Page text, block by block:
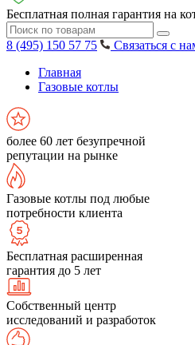
Бесплатная полная гарантия на
8 (495) 150 57 75
Связаться с
Главная
Газовые котлы
более 60 лет безупречной
репутации на рынке
Газовые котлы под любые
потребности клиента
Бесплатная расширенная
гарантия до 5 лет
Собственный центр
исследований и разработок